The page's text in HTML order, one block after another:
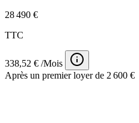
28 490 €
TTC
338,52 € /Mois
Après un premier loyer de 2 600 €